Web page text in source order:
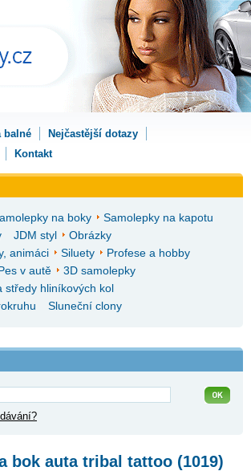
balné
Nejčastější dotazy
Kontakt
na boky
Samolepky na kapotu
JDM styl
Obrázky
animáci
Siluety
Profese a hobby
v autě
3D samolepky
středy hliníkových kol
Sluneční clony
bok auta tribal tattoo (1019)